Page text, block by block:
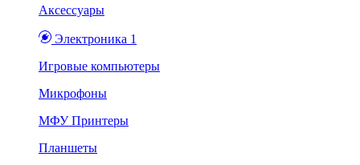
Аксессуары
Электроника 1
Игровые компьютеры
Микрофоны
МФУ Принтеры
Планшеты